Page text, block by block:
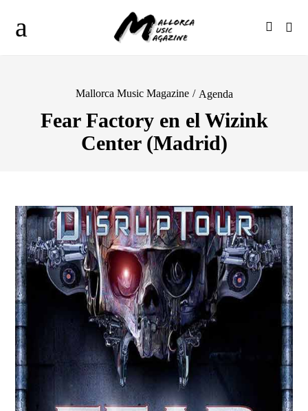
Mallorca Music Magazine / Agenda
Fear Factory en el Wizink
Center (Madrid)